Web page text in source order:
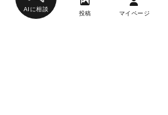
AIに相談
投稿 マイページ